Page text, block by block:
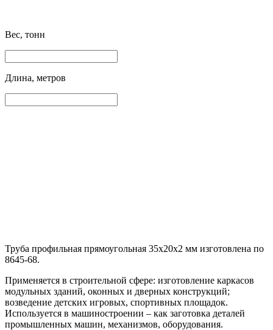
Вес, тонн
Длина, метров
Труба профильная прямоугольная 35х20х2 мм изготовлена по
8645-68.
Применяется в строительной сфере: изготовление каркасов
модульных зданий, оконных и дверных конструкций;
возведение детских игровых, спортивных площадок.
Используется в машиностроении – как заготовка деталей
промышленных машин, механизмов, оборудования.